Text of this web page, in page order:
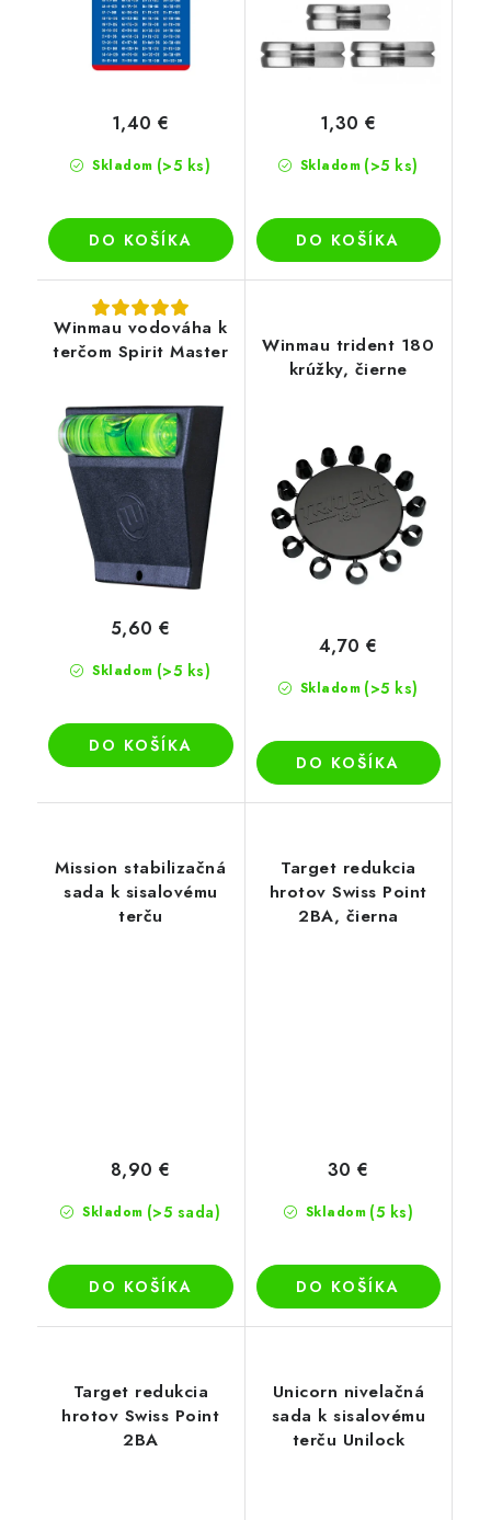
Skladom (>5 ks)
1,40 €
DO KOŠÍKA
Skladom (>5 ks)
1,30 €
DO KOŠÍKA
Winmau vodováha k
terčom Spirit Master
Skladom (>5 ks)
5,60 €
DO KOŠÍKA
Winmau trident 180
krúžky, čierne
Skladom (>5 ks)
4,70 €
DO KOŠÍKA
Mission stabilizačná
sada k sisalovému
terču
Skladom (>5 sada)
8,90 €
DO KOŠÍKA
Target redukcia
hrotov Swiss Point
2BA, čierna
Skladom (5 ks)
30 €
DO KOŠÍKA
Target redukcia
hrotov Swiss Point
2BA
Unicorn nivelačná
sada k sisalovému
terču Unilock